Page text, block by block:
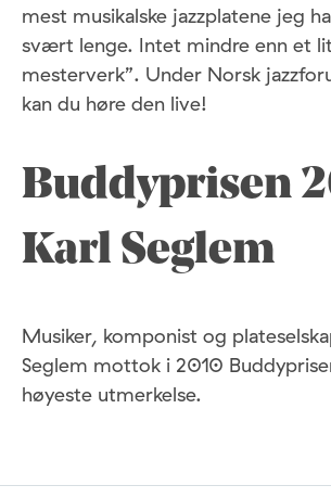
mest musikalske jazzplatene jeg
svært lenge. Intet mindre enn et
mesterverk”. Under Norsk
kan du høre den live!
Buddyprisen
Karl Seglem
Musiker, komponist og
Seglem mottok i 2010
høyeste utmerkelse.